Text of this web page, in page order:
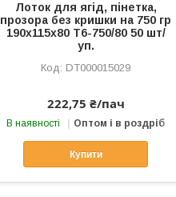
Лоток для ягід, пінетка,
прозора без кришки на 750 гр
190х115х80 Т6-750/80 50 шт/
уп.
DT000015029
222,75 ₴/пач
В наявності Оптом і в роздріб
Купити